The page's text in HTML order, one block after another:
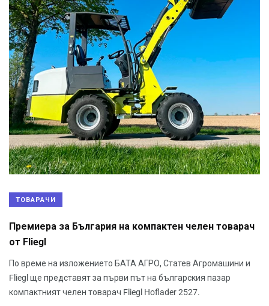
ТОВАРАЧИ
Премиера за България на компактен челен товарач
от Fliegl
По време на изложението БАТА АГРО, Статев Агромашини и
Fliegl ще представят за първи път на българския пазар
компактният челен товарач Fliegl Hoflader 2527.